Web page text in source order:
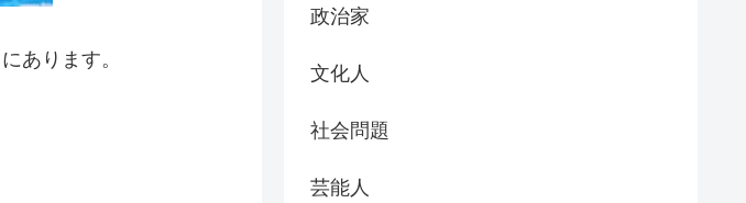
にあります。
政治家
文化人
社会問題
芸能人